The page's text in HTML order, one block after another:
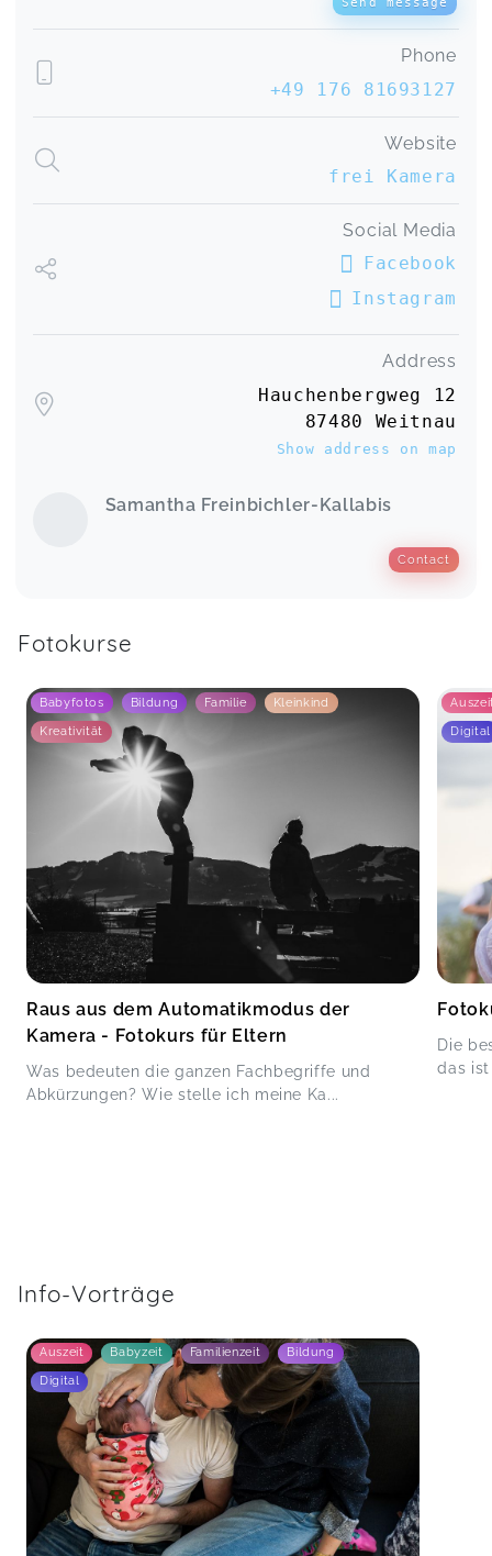
Phone
+49 176 81693127
Website
frei Kamera
Social Media
Facebook
Instagram
Address
Hauchenbergweg 12
87480 Weitnau
Show address on map
Samantha Freinbichler-Kallabis
Contact
Fotokurse
Babyfotos Bildung Familie Kleinkind
Kreativität
Raus aus dem Automatikmodus der
Kamera - Fotokurs für Eltern
Was bedeuten die ganzen Fachbegriffe und
Abkürzungen? Wie stelle ich meine Ka...
Digital
Die
das ist
Info-Vorträge
Auszeit Babyzeit Familienzeit Bildung
Digital